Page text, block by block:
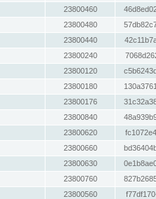
23800460
23800480
23800440
23800240
23800120
23800180
23800176
23800840
23800620
23800660
23800630
23800760
23800560